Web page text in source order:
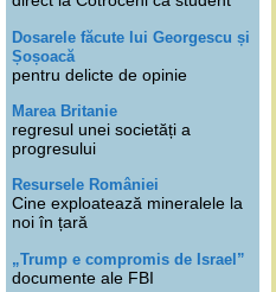
Dosarele făcute lui Georgescu și
Șoșoacă
pentru delicte de opinie
Marea Britanie
regresul unei societăți a
progresului
Resursele României
Cine exploatează mineralele la
noi în țară
„Trump e compromis de Israel”
documente ale FBI